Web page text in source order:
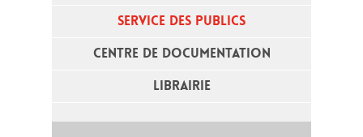
SERVICE DES PUBLICS
CENTRE DE DOCUMENTATION
LIBRAIRIE